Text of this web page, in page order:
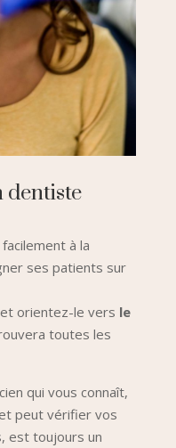
dentiste
à la
ses patients sur
orientez-le vers le
toutes les
qui vous connaît,
peut vérifier vos
est toujours un